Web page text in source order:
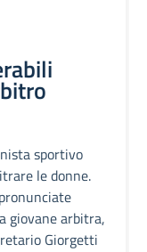
sportivo
le donne.
giovane arbitra,
Giorgetti